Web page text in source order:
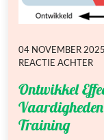
GEPLAATST
OP
04 NOVEMBER 2025
REACTIE ACHTEROP
Ontwikkel
Training